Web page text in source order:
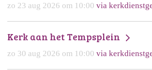
zo 23 aug 2026 om 10:00 via
Kerk aan het Tempsplein
zo 30 aug 2026 om 10:00 via